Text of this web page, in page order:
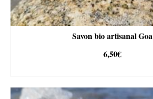
Savon bio artisanal Goa
6,50€